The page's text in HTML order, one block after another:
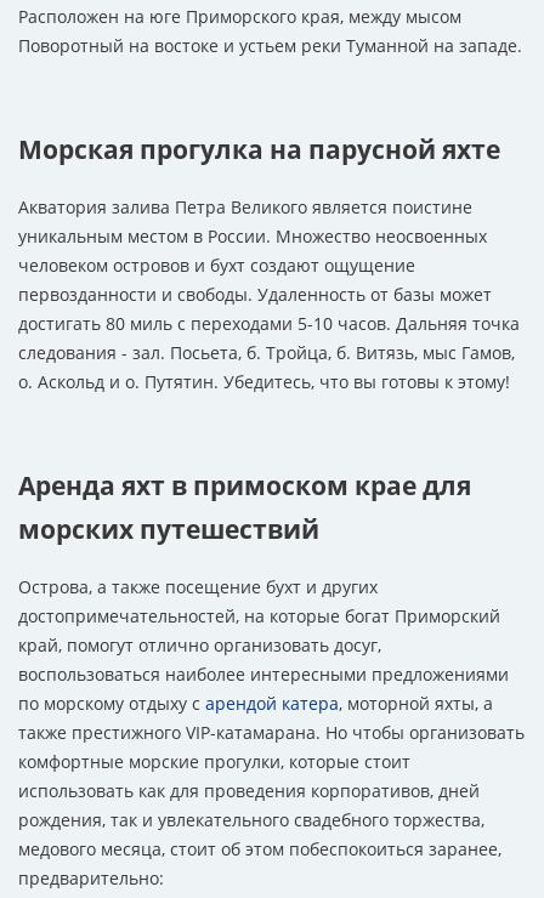
Расположен на юге Приморского края, между мысом
Поворотный на востоке и устьем реки Туманной на западе.
Морская прогулка на парусной яхте
Акватория залива Петра Великого является поистине
уникальным местом в России. Множество неосвоенных
человеком островов и бухт создают ощущение
первозданности и свободы. Удаленность от базы может
достигать 80 миль с переходами 5-10 часов. Дальняя точка
следования - зал. Посьета, б. Тройца, б. Витязь, мыс Гамов,
о. Аскольд и о. Путятин. Убедитесь, что вы готовы к этому!
Аренда яхт в примоском крае для
морских путешествий
Острова, а также посещение бухт и других
достопримечательностей, на которые богат Приморский
край, помогут отлично организовать досуг,
воспользоваться наиболее интересными предложениями
по морскому отдыху с арендой катера, моторной яхты, а
также престижного VIP-катамарана. Но чтобы организовать
комфортные морские прогулки, которые стоит
использовать как для проведения корпоративов, дней
рождения, так и увлекательного свадебного торжества,
медового месяца, стоит об этом побеспокоиться заранее,
предварительно: